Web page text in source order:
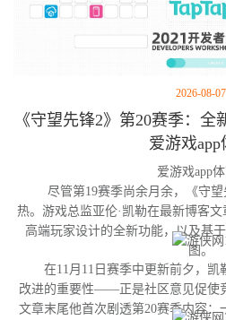
2026-08-07
《守望先锋2》第20赛季：
爱游戏app
爱游戏app
尽管第19赛季尚余月余，《守望
热。游戏总监亚伦·凯勒在最新博客文
高端玩家设计的全新功能，以及基
图。
在11月11日赛季中更新前夕，凯
改进的重要性——正是社区意见促使
文章末尾他首次剧透第20赛季内容：